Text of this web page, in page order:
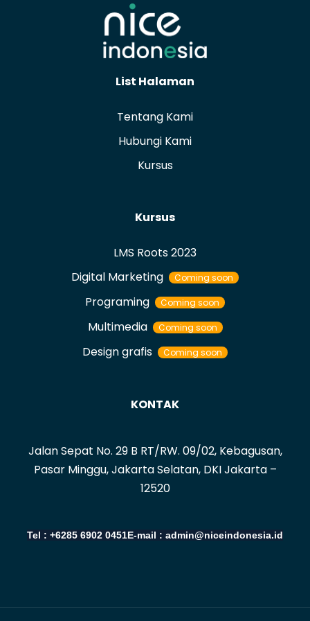
List Halaman
Tentang Kami
Hubungi Kami
Kursus
Kursus
LMS Roots 2023
Digital Marketing
Coming soon
Programing Coming soon
Multimedia Coming soon
Design grafis Coming soon
KONTAK
Jalan Sepat No. 29 B RT/RW. 09/02, Kebagusan,
Pasar Minggu, Jakarta Selatan, DKI Jakarta –
12520
Tel : +6285 6902 0451E-mail : admin@niceindonesia.id